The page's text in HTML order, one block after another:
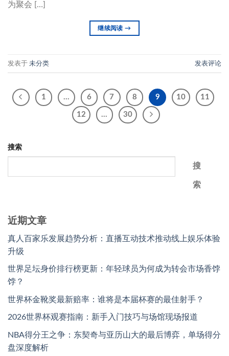
为聚会 […]
继续阅读→
发表于 未分类 发表评论
1 … 6 7 8 9 10 11
12 … 30
搜索
搜
索
近期文章
真人百家乐发展趋势分析：直播互动技术推动线上娱乐体验
升级
世界足坛身价排行榜更新：年轻球员为何成为转会市场香饽
饽？
世界杯金靴奖最新赔率：谁将是本届杯赛的最佳射手？
2026世界杯观赛指南：新手入门技巧与场馆现场报道
NBA得分王之争：东契奇与亚历山大的最后博弈，单场得分
盘深度解析